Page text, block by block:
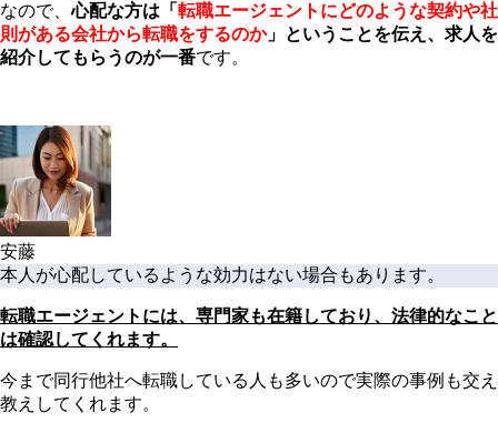
なので、心配な方は「 転職エージェントにどのような契約や社
則がある会社から転職をするのか」ということを伝え、求人を
紹介してもらうのが一番です。
安藤
本人が心配しているような効力はない場合もあります。
転職エージェントには、専門家も在籍しており、法律的なこと
は確認してくれます。
今まで同行他社へ転職している人も多いので実際の事例も交え
教えしてくれます。